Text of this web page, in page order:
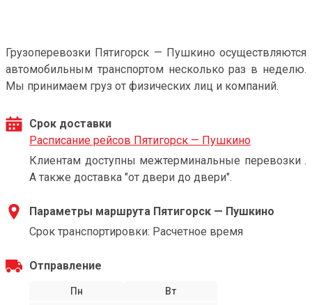
Грузоперевозки Пятигорск — Пушкино осуществляются
автомобильным транспортом несколько раз в неделю.
Мы принимаем груз от физических лиц и компаний.
Срок доставки
Расписание рейсов Пятигорск — Пушкино
Клиентам доступны межтерминальные перевозки .
А также доставка "от двери до двери".
Параметры маршрута Пятигорск — Пушкино
Срок транспортировки: Расчетное время
Отправление
Пн
Вт